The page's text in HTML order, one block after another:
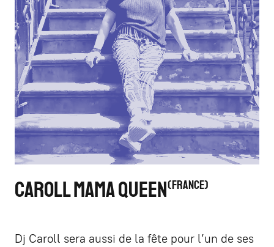
CAROLL MAMA QUEEN FRANCE
Dj Caroll sera aussi de la fête pour l’un de ses